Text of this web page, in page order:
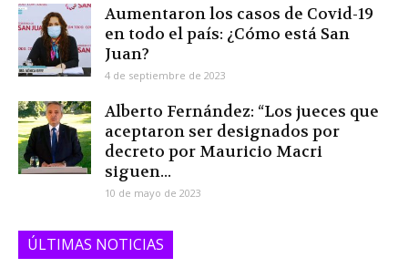
Aumentaron los casos de Covid-19
en todo el país: ¿Cómo está San
Juan?
4 de septiembre de 2023
Alberto Fernández: “Los jueces que
aceptaron ser designados por
decreto por Mauricio Macri
siguen...
10 de mayo de 2023
ÚLTIMAS NOTICIAS